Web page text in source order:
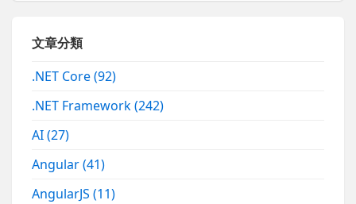
文章分類
.NET Core(92)
.NET Framework(242)
AI(27)
Angular(41)
AngularJS(11)